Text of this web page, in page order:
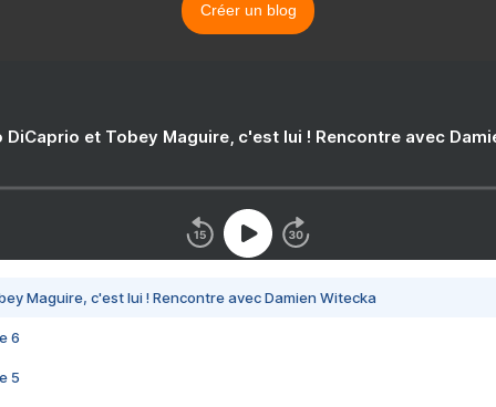
Créer un blog
DiCaprio et Tobey Maguire, c'est lui ! Rencontre avec
Maguire, c'est lui ! Rencontre avec Damien Witecka
6
5